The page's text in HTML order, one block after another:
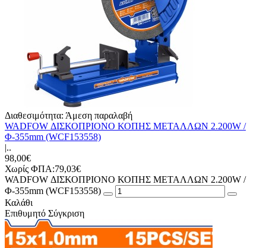
Διαθεσιμότητα: Άμεση παραλαβή
WADFOW ΔΙΣΚΟΠΡΙΟΝΟ ΚΟΠΗΣ ΜΕΤΑΛΛΩΝ 2.200W /
Φ-355mm (WCF153558)
|..
98,00€
Χωρίς ΦΠΑ:79,03€
WADFOW ΔΙΣΚΟΠΡΙΟΝΟ ΚΟΠΗΣ ΜΕΤΑΛΛΩΝ 2.200W /
Φ-355mm (WCF153558)
Καλάθι
Επιθυμητό Σύγκριση